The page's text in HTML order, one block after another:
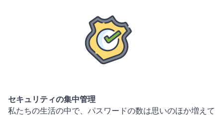
セキュリティの集中管理
私たちの生活の中で、パスワードの数は思いのほか増えて